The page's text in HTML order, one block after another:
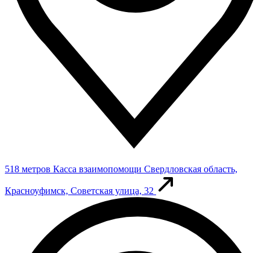
518 метров Касса взаимопомощи Свердловская область,
Красноуфимск, Советская улица, 32